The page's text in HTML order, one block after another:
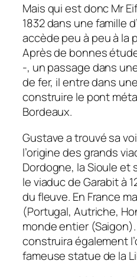
Mais qui est donc Mr
1832 dans une famille
accède peu à peu à la
Après de bonnes
-, un passage dans
de fer, il entre dans
construire le pont
Bordeaux.
Gustave a trouvé sa
l’origine des grands
Dordogne, la Sioule et
le viaduc de Garabit à
du fleuve. En France
(Portugal, Autriche,
monde entier (Saigon).
construira également
fameuse statue de la